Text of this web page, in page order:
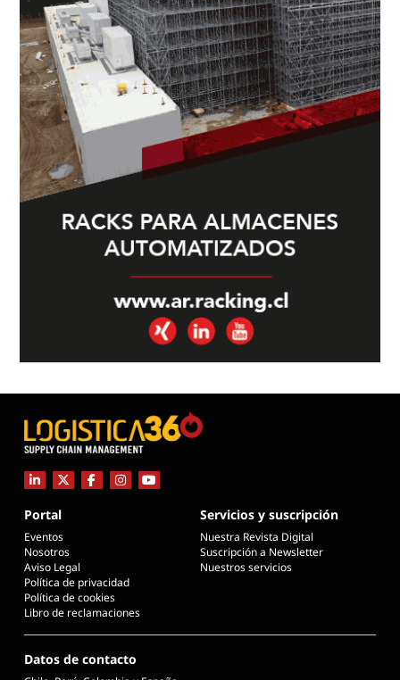
Portal
Eventos
Nosotros
Aviso Legal
Política de privacidad
Política de cookies
Libro de reclamaciones
Servicios y suscripción
Nuestra Revista Digital
Suscripción a Newsletter
Nuestros servicios
Datos de contacto